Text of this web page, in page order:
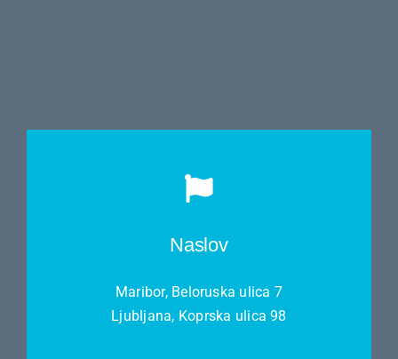
Naslov
Maribor, Beloruska ulica 7
Ljubljana, Koprska ulica 98